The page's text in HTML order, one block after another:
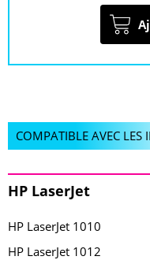
COMPATIBLE AVEC LES
HP LaserJet
HP LaserJet 1010
HP LaserJet 1012